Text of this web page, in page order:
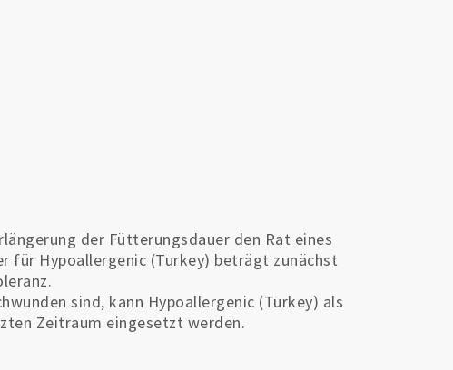
der Fütterungsdauer den Rat eines
für Hypoallergenic (Turkey) beträgt zunächst
sind, kann Hypoallergenic (Turkey) als
Zeitraum eingesetzt werden.